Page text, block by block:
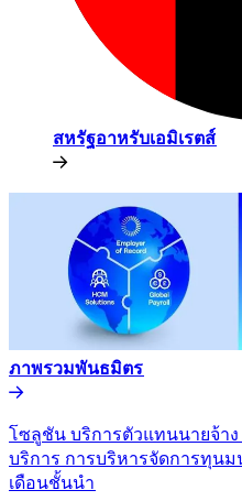
สหรัฐอาหรับเอมิเรตส์​​
ภาพรวมพันธมิตร​​
โซลูชัน บริการตัวแทนนายจ้าง
บริการ การบริหารจัดการทุน
เดือนชั้นนำ​​